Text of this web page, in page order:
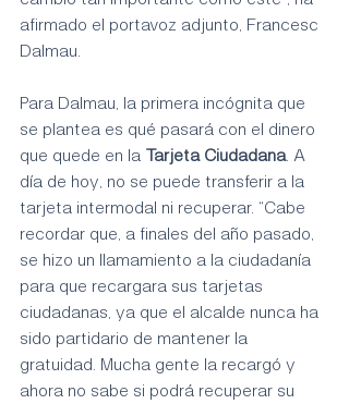
afirmado el portavoz adjunto, Francesc
Dalmau.
Para Dalmau, la primera incógnita que
se plantea es qué pasará con el dinero
que quede en la Tarjeta Ciudadana. A
día de hoy, no se puede transferir a la
tarjeta intermodal ni recuperar. “Cabe
recordar que, a finales del año pasado,
se hizo un llamamiento a la ciudadanía
para que recargara sus tarjetas
ciudadanas, ya que el alcalde nunca ha
sido partidario de mantener la
gratuidad. Mucha gente la recargó y
ahora no sabe si podrá recuperar su